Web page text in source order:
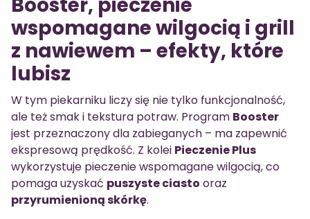
wspomagane wilgocią i grill
z nawiewem – efekty, które
lubisz
W tym piekarniku liczy się nie tylko funkcjonalność,
ale też smak i tekstura potraw. Program Booster
jest przeznaczony dla zabieganych – ma zapewnić
ekspresową prędkość. Z kolei Pieczenie Plus
wykorzystuje pieczenie wspomagane wilgocią, co
pomaga uzyskać puszyste ciasto oraz
przyrumienioną skórkę.